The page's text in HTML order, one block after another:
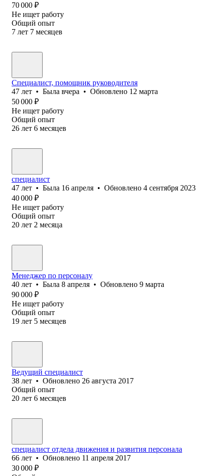
70 000 ₽
Не ищет работу
Общий опыт
7 лет 7 месяцев
Специалист, помощник руководителя
47 лет • Была вчера • Обновлено 12 марта
50 000 ₽
Не ищет работу
Общий опыт
26 лет 6 месяцев
специалист
47 лет • Была 16 апреля • Обновлено 4 сентября 2023
40 000 ₽
Не ищет работу
Общий опыт
20 лет 2 месяца
Менеджер по персоналу
40 лет • Была 8 апреля • Обновлено 9 марта
90 000 ₽
Не ищет работу
Общий опыт
19 лет 5 месяцев
Ведущий специалист
38 лет • Обновлено 26 августа 2017
Общий опыт
20 лет 6 месяцев
специалист отдела движения и развития персонала
66 лет • Обновлено 11 апреля 2017
30 000 ₽